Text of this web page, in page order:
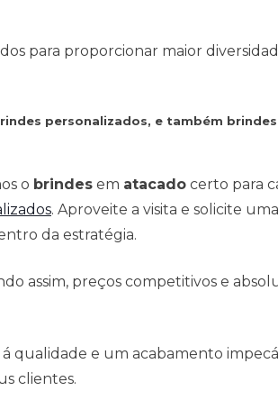
para proporcionar maior
personalizados, e também
o brindes em atacado certo para
. Aproveite a visita e solicite uma
da estratégia.
assim, preços competitivos e
qualidade e um acabamento
clientes.